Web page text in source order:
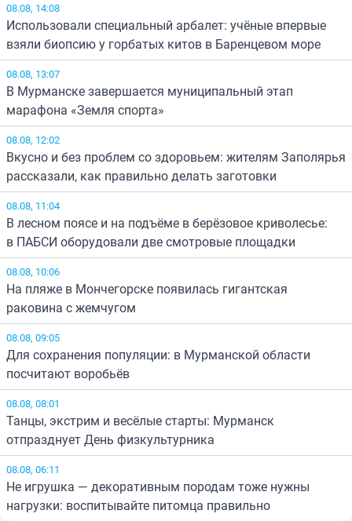
08.08, 14:08
Использовали специальный арбалет: учёные впервые
взяли биопсию у горбатых китов в Баренцевом море
08.08, 13:07
В Мурманске завершается муниципальный этап
марафона «Земля спорта»
08.08, 12:02
Вкусно и без проблем со здоровьем: жителям Заполярья
рассказали, как правильно делать заготовки
08.08, 11:04
В лесном поясе и на подъёме в берёзовое криволесье:
в ПАБСИ оборудовали две смотровые площадки
08.08, 10:06
На пляже в Мончегорске появилась гигантская
раковина с жемчугом
08.08, 09:05
Для сохранения популяции: в Мурманской области
посчитают воробьёв
08.08, 08:01
Танцы, экстрим и весёлые старты: Мурманск
отпразднует День физкультурника
08.08, 06:11
Не игрушка — декоративным породам тоже нужны
нагрузки: воспитывайте питомца правильно